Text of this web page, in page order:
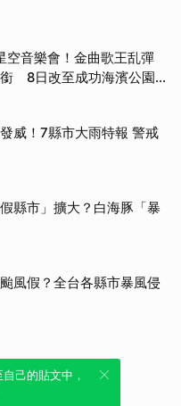
空音樂會！金曲歌王乱彈
8日改至成功海濱公園
威！7縣市大雨特報 警戒
縣市」擴大？白海豚「暴
風假？全台各縣市暴風侵
發布貼
己的貼文中，